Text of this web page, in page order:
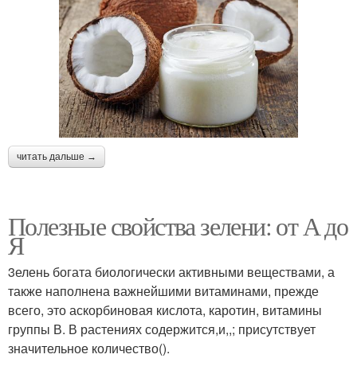
читать дальше →
Полезные свойства зелени: от А до
Я
3елень богата биологически активными веществами, а
также наполнена важнейшими витаминами, прежде
всего, это аскорбиновая кислота, каротин, витамины
группы В. В растениях содержится,и,,; присутствует
значительное количество().